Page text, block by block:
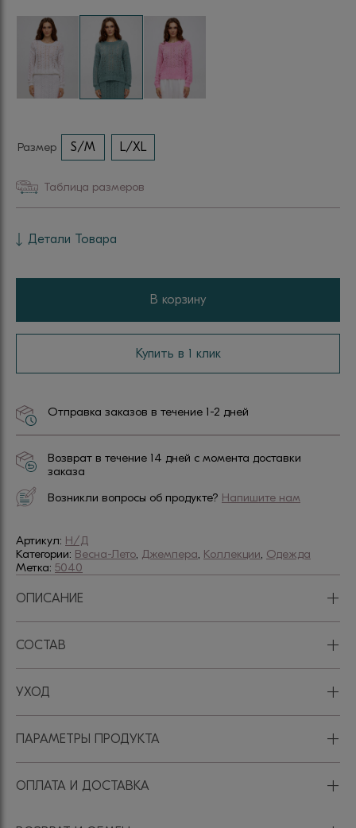
Размер S/M L/XL
Таблица размеров
Детали Товара
В корзину
Купить в 1 клик
Отправка заказов в течение 1-2 дней
Возврат в течение 14 дней с момента доставки
заказа
Возникли вопросы об продукте? Напишите нам
Артикул: Н/Д
Категории: Весна-Лето, Джемпера, Коллекции, Одежда
Метка: 5040
ОПИСАНИЕ +
СОСТАВ +
УХОД +
ПАРАМЕТРЫ ПРОДУКТА +
ОПЛАТА И ДОСТАВКА +